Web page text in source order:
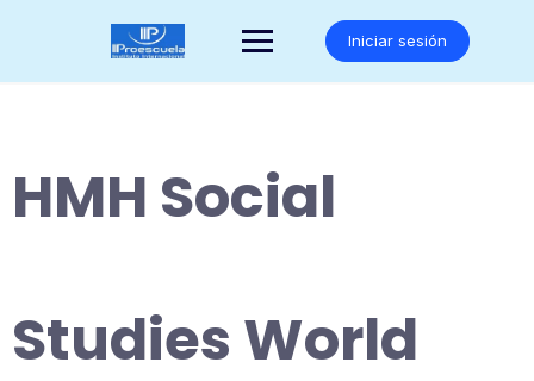
Iniciar sesión
HMH Social
Studies World